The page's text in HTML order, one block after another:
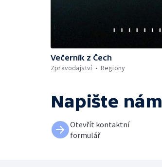
Večerník z Čech
Zpravodajství
Regiony
Napište nám
Otevřít kontaktní
formulář